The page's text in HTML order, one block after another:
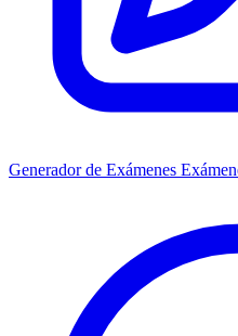
Generador de Exámenes